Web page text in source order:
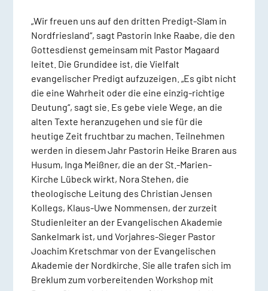
„Wir freuen uns auf den dritten Predigt-Slam in
Nordfriesland“, sagt Pastorin Inke Raabe, die den
Gottesdienst gemeinsam mit Pastor Magaard
leitet. Die Grundidee ist, die Vielfalt
evangelischer Predigt aufzuzeigen. „Es gibt nicht
die eine Wahrheit oder die eine einzig-richtige
Deutung“, sagt sie. Es gebe viele Wege, an die
alten Texte heranzugehen und sie für die
heutige Zeit fruchtbar zu machen. Teilnehmen
werden in diesem Jahr Pastorin Heike Braren aus
Husum, Inga Meißner, die an der St.-Marien-
Kirche Lübeck wirkt, Nora Stehen, die
theologische Leitung des Christian Jensen
Kollegs, Klaus-Uwe Nommensen, der zurzeit
Studienleiter an der Evangelischen Akademie
Sankelmark ist, und Vorjahres-Sieger Pastor
Joachim Kretschmar von der Evangelischen
Akademie der Nordkirche. Sie alle trafen sich im
Breklum zum vorbereitenden Workshop mit